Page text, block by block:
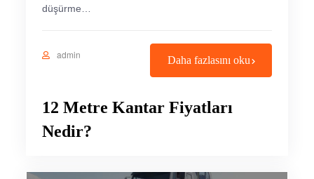
düşürme…
admin Daha fazlasını oku
12 Metre Kantar Fiyatları
Nedir?